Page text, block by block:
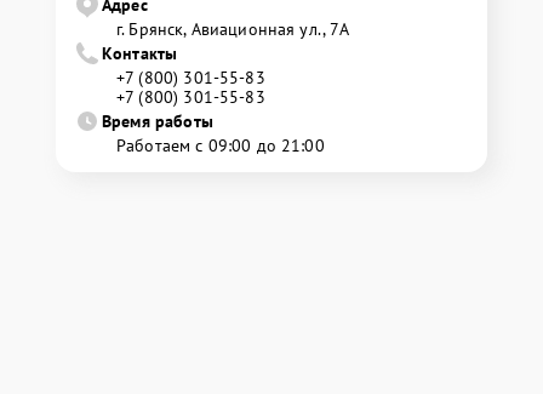
г. Брянск, Авиационная ул., 7А
Контакты
+7 (800) 301-55-83
+7 (800) 301-55-83
Время работы
Работаем с 09:00 до 21:00